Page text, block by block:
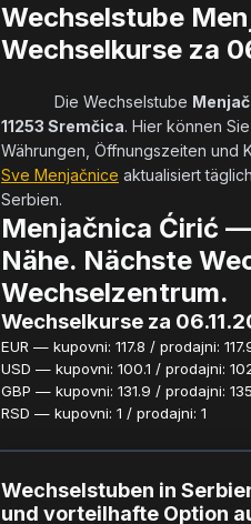
Wechselstube
Wechselkurse za
            Die Wechselstube
11253 Sremčica. Hier können
Sve Menjačnice aktualisiert
Serbien.
Menjačnica Ćirić
Nähe. Nächste
Wechselzentrum.
Wechselkurse za
EUR — kupovni: 117.8 / prodajni:
USD — kupovni: 100.1 / prodajni:
GBP — kupovni: 131.9 / prodajni:
RSD — kupovni: 1 / prodajni: 1
Wechselstuben in
und vorteilhafte Option